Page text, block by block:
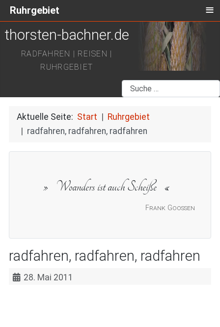
thorsten-bachner.de
RADFAHREN | REISEN |
RUHRGEBIET
Suchen
Aktuelle Seite: Start
Ruhrgebiet
radfahren, radfahren, radfahren
Frank Goossen
Woanders ist auch Scheiße
radfahren, radfahren, radfahren
28. Mai 2011
Ruhrgebiet ≡